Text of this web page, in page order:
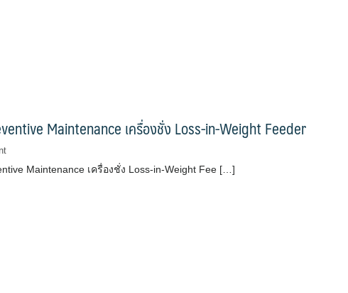
Maintenance เครื่องชั่ง Loss-in-Weight Feeder
Maintenance เครื่องชั่ง Loss-in-Weight Fee […]